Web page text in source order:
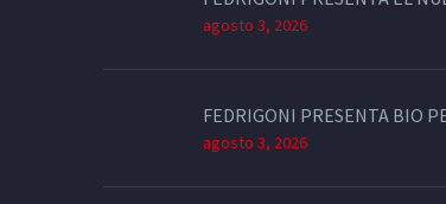
agosto 3, 2026
FEDRIGONI PRESENTA BIO
agosto 3, 2026